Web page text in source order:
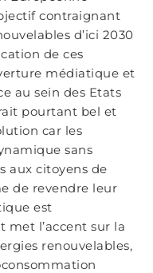
contraignant
d’ici 2030
de ces
médiatique et
au sein des Etats
pourtant bel et
car les
sans
aux citoyens de
de revendre leur
est
l’accent sur la
renouvelables,